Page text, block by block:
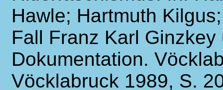
Hawle; Hartmuth
Fall Franz Karl
Dokumentation.
Vöcklabruck 1989, S.